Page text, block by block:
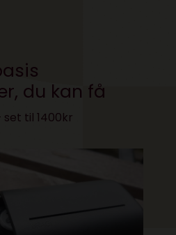
du kan få
set til 1400kr